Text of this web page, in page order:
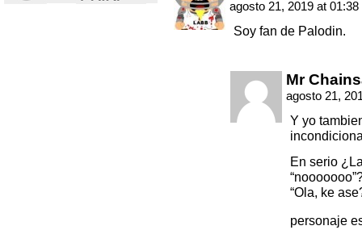
agosto 21, 2019 at 01:38
Soy fan de Palodin.
Mr
agosto 21,
Y yo
En serio
“Ola, ke
personaje